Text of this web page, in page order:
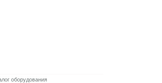
оборудования